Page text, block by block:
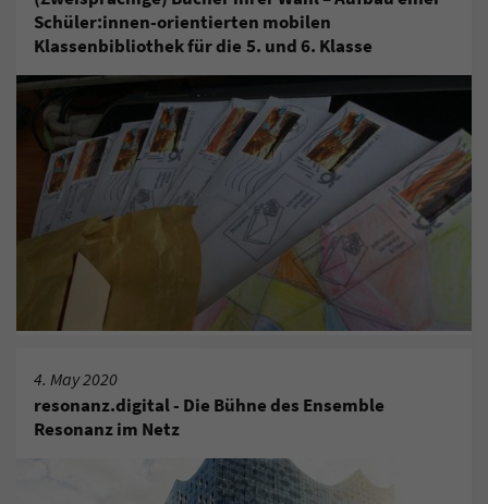
Schüler:innen-orientierten mobilen
Klassenbibliothek für die 5. und 6. Klasse
4. May 2020
resonanz.digital - Die Bühne des Ensemble
Resonanz im Netz